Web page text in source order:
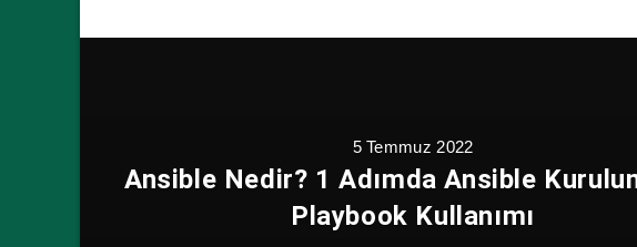
5 Temmuz 2022
Ansible Nedir? 1 Adımda Ansible
Playbook Kullanımı